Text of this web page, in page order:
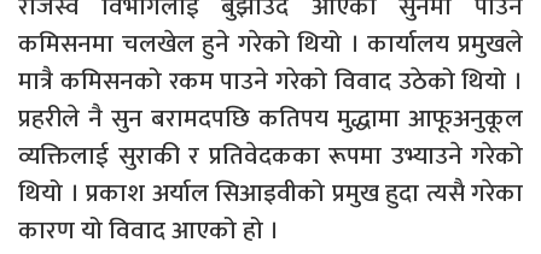
कमिसनमा चलखेल हुने गरेको थियो । कार्यालय प्रमुखले
मात्रै कमिसनको रकम पाउने गरेको विवाद उठेको थियो ।
प्रहरीले नै सुन बरामदपछि कतिपय मुद्धामा आफूअनुकूल
व्यक्तिलाई सुराकी र प्रतिवेदकका रूपमा उभ्याउने गरेको
थियो । प्रकाश अर्याल सिआइवीको प्रमुख हुदा त्यसै गरेका
कारण यो विवाद आएको हो ।